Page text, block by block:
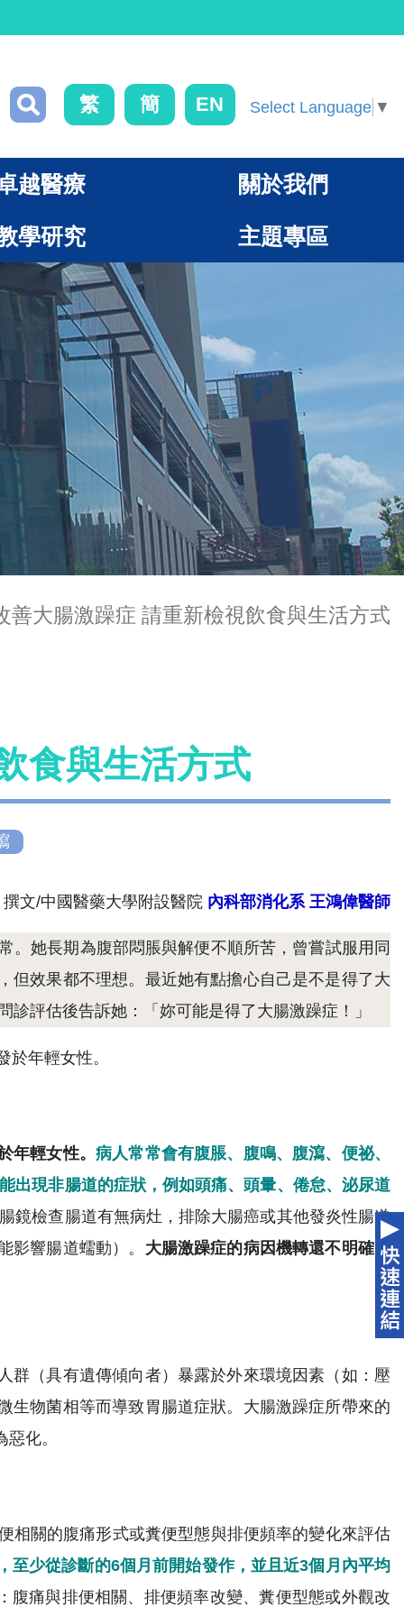
繁 簡 EN Select Language ▼
越醫療 關於我們
學研究 主題專區
善大腸激躁症 請重新檢視飲食與生活方式
食與生活方式
撰文/中國醫藥大學附設醫院 內科部消化系 王鴻偉醫師
。她長期為腹部悶脹與解便不順所苦，曾嘗試服用同
但效果都不理想。最近她有點擔心自己是不是得了大
評估後告訴她：「妳可能是得了大腸激躁症！」
年輕女性。 病人常常會有腹脹、腹鳴、腹瀉、便祕、
出現非腸道的症狀，例如頭痛、頭暈、倦怠、泌尿道
鏡檢查腸道有無病灶，排除大腸癌或其他發炎性腸道
影響腸道蠕動）。 大腸激躁症的病因機轉還不明確，
群（具有遺傳傾向者）暴露於外來環境因素（如：壓
生物菌相等而導致胃腸道症狀。大腸激躁症所帶來的
化。
相關的腹痛形式或糞便型態與排便頻率的變化來評估
至少從診斷的6個月前開始發作，並且近3個月內平均
腹痛與排便相關、排便頻率改變、糞便型態或外觀改